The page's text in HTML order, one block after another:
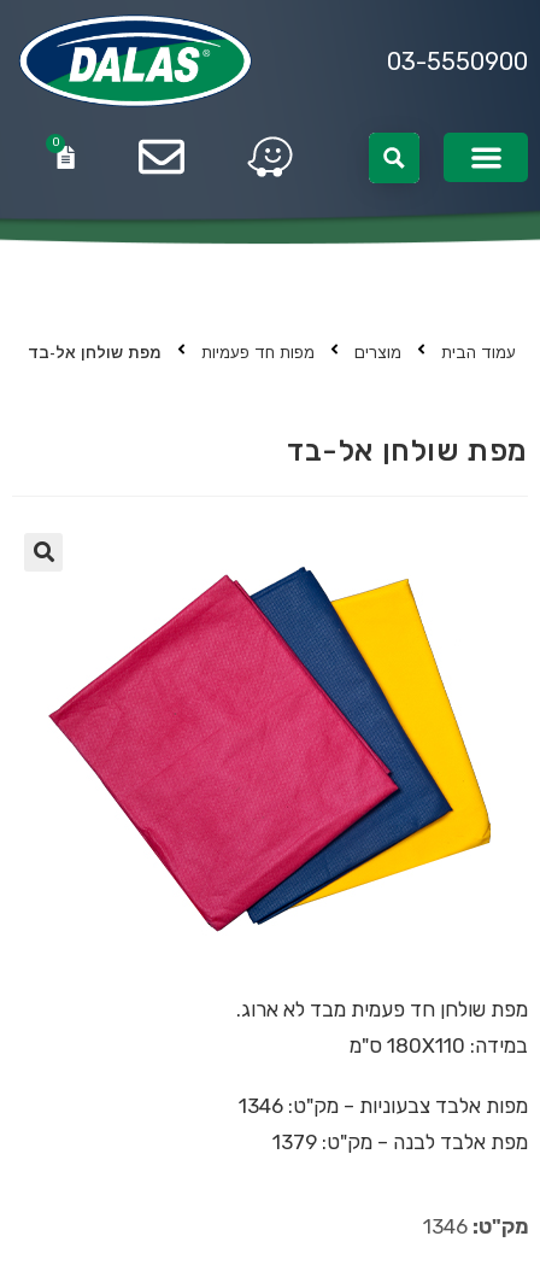
03-5550900
0
עמוד הבית מוצרים מפות חד פעמיות מפת שולחן אל-בד
מפת שולחן אל-בד
מפת שולחן חד פעמית מבד לא ארוג.
במידה: 180X110 ס"מ
מפות אלבד צבעוניות – מק"ט: 1346
מפת אלבד לבנה – מק"ט: 1379
מק"ט: 1346